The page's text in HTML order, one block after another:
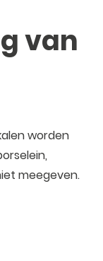
van
worden
meegeven.